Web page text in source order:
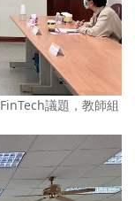
議題，教師組